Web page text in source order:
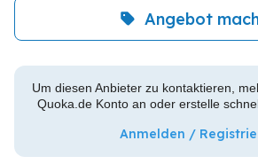
Angebot
Um diesen Anbieter zu kontaktieren,
Quoka.de Konto an oder erstelle
Anmelden /